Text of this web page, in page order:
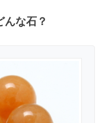
んな石？